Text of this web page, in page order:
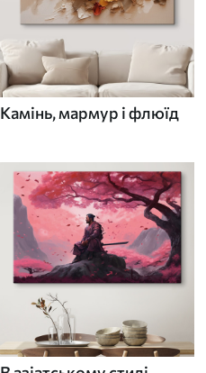
Камінь, мармур і флюїд